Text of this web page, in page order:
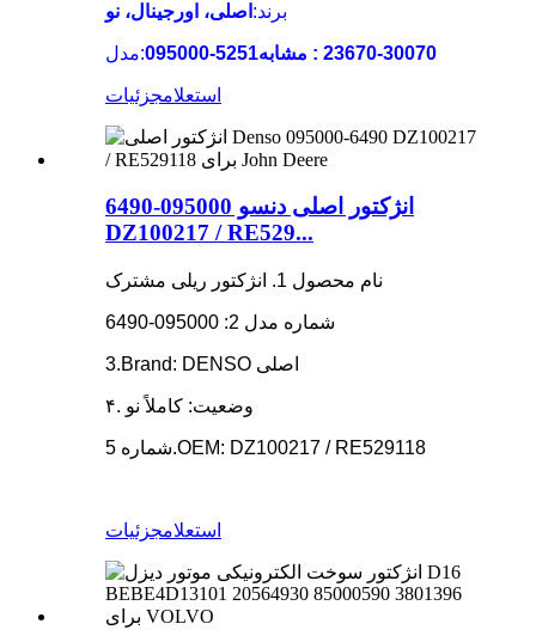
برند: اصلی، اورجینال، نو
مدل:
استعلامجزئیات
انژکتور اصلی دنسو 095000-6490
DZ100217 / RE529...
نام محصول 1. انژکتور ریلی مشترک
شماره مدل 2: 095000-6490
3.Brand: DENSO اصلی
۴. وضعیت: کاملاً نو
شماره 5.OEM: DZ100217 / RE529118
استعلامجزئیات